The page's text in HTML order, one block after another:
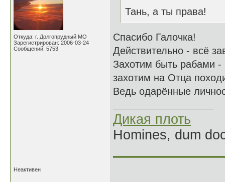
Откуда: г. Долгопрудный МО
Зарегистрирован: 2006-03-24
Сообщений: 5753
Тань, а ты права!
Спасибо Галочка!
Действительно - всё
Захотим быть рабами
захотим на Отца
Ведь одарённые
Дикая плоть
Homines, dum
Неактивен